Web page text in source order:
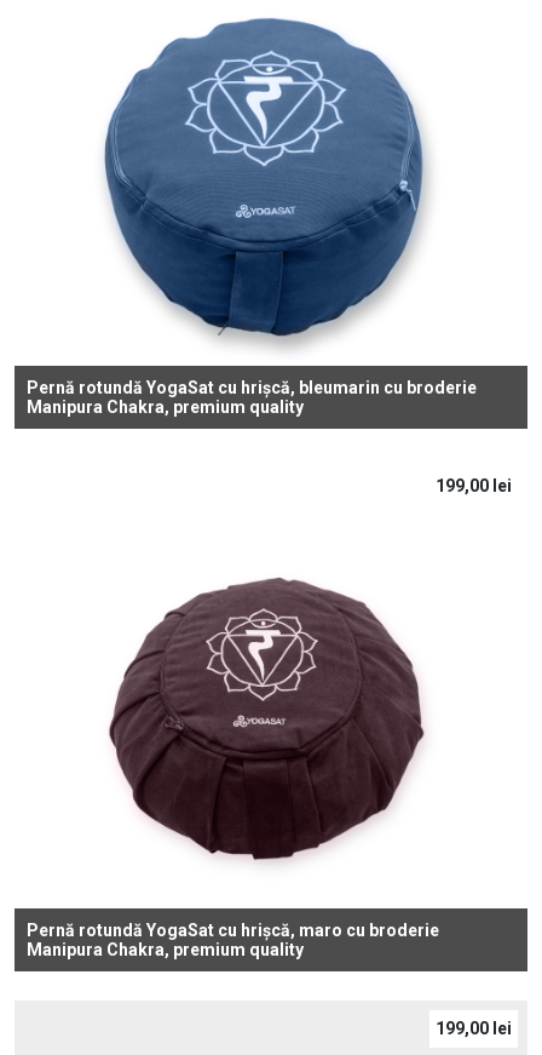
Pernă rotundă YogaSat cu hrișcă, bleumarin cu broderie
Manipura Chakra, premium quality
Pernă rotundă YogaSat cu hrișcă, maro cu broderie
Manipura Chakra, premium quality
199,00 lei
199,00 lei